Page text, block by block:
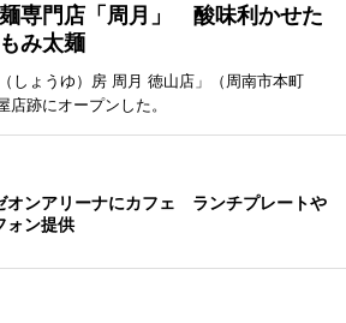
専門店「周月」 酸味利かせた
み太麺
しょうゆ）房 周月 徳山店」（周南市本町
跡にオープンした。
オンアリーナにカフェ ランチプレートや
ォン提供